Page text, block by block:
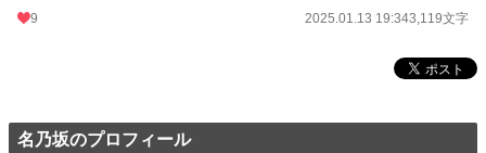
更新日時
週間ポイント 35 pt (53,125 位)
9 2025.01.13 19:343,119文字
名乃坂のプロフィール